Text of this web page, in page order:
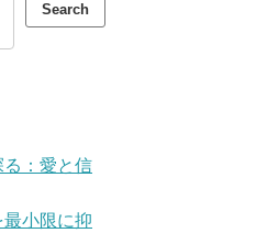
Search
：愛と信
最小限に抑